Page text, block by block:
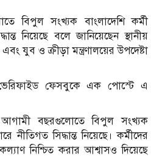
বিপুল সংখ্যক বাংলাদেশি কর্মী
নিয়েছে বলে জানিয়েছেন স্থানীয়
যুব ও ক্রীড়া মন্ত্রণালয়ের উপদেষ্টা
ফেসবুকে এক পোস্টে এ
আগামী বছরগুলোতে বিপুল সংখ্যক
নীতিগত সিদ্ধান্ত নিয়েছে। কর্মীদের
নিশ্চিত করার আশ্বাসও দিয়েছে